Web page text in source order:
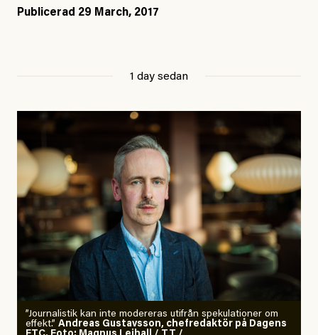
Publicerad 29 March, 2017
1 day sedan
”Journalistik kan inte modereras utifrån spekulationer om
effekt.” Andreas Gustavsson, chefredaktör på Dagens